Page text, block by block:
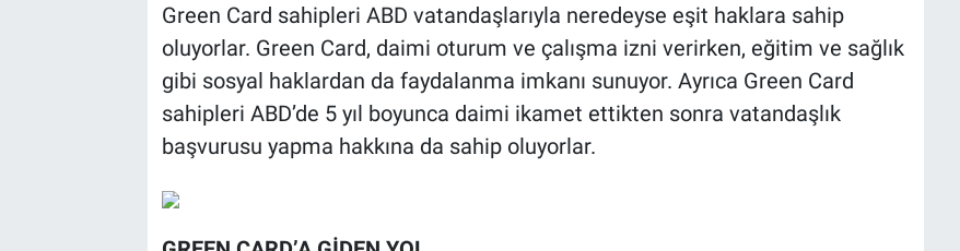
Green Card sahipleri ABD vatandaşlarıyla neredeyse eşit haklara sahip
oluyorlar. Green Card, daimi oturum ve çalışma izni verirken, eğitim ve sağlık
gibi sosyal haklardan da faydalanma imkanı sunuyor. Ayrıca Green Card
sahipleri ABD’de 5 yıl boyunca daimi ikamet ettikten sonra vatandaşlık
başvurusu yapma hakkına da sahip oluyorlar.